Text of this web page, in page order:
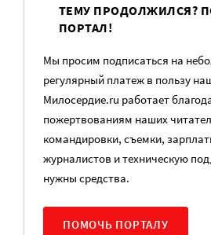
ТЕМУ ПРОДОЛЖИЛСЯ?
ПОРТАЛ!
Мы просим подписаться на
регулярный платеж в пользу
Милосердие.ru работает
пожертвованиям наших
командировки, съемки,
журналистов и техническую
нужны средства.
ПОМОЧЬ ПОРТАЛУ